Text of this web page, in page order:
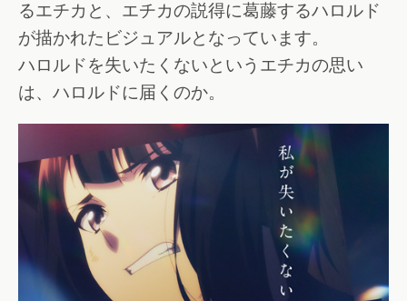
るエチカと、エチカの説得に葛藤するハロルド
が描かれたビジュアルとなっています。
ハロルドを失いたくないというエチカの思い
は、ハロルドに届くのか。